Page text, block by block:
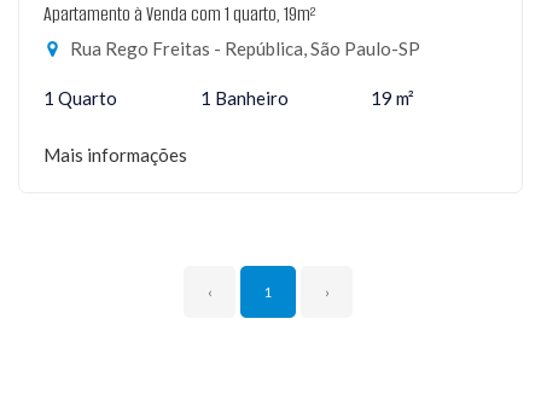
Apartamento à Venda com 1 quarto, 19m²
Rua Rego Freitas - República, São Paulo-SP
1 Quarto 1 Banheiro 19 m²
Mais informações
‹ 1 ›